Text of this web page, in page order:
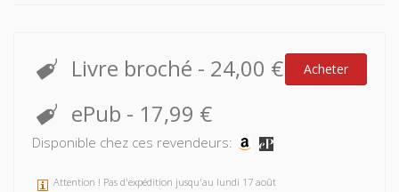
Livre broché - 24,00 € Acheter
ePub - 17,99 €
Disponible chez ces revendeurs:
Attention ! Pas d'expédition jusqu'au lundi 17 août